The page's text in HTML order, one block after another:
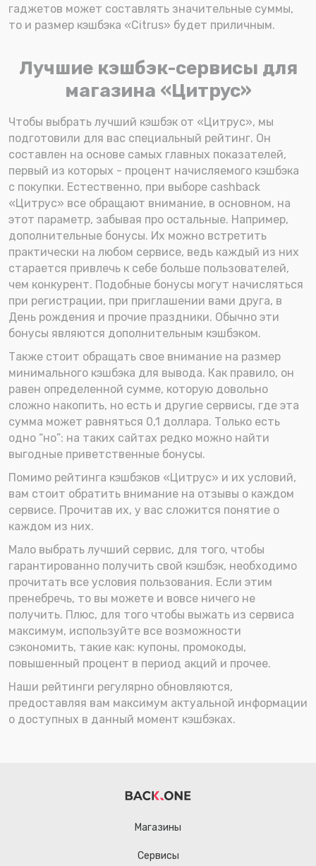
гаджетов может составлять значительные суммы,
то и размер кэшбэка «Citrus» будет приличным.
Лучшие кэшбэк-сервисы для
магазина «Цитрус»
Чтобы выбрать лучший кэшбэк от «Цитрус», мы
подготовили для вас специальный рейтинг. Он
составлен на основе самых главных показателей,
первый из которых - процент начисляемого кэшбэка
с покупки. Естественно, при выборе cashback
«Цитрус» все обращают внимание, в основном, на
этот параметр, забывая про остальные. Например,
дополнительные бонусы. Их можно встретить
практически на любом сервисе, ведь каждый из них
старается привлечь к себе больше пользователей,
чем конкурент. Подобные бонусы могут начисляться
при регистрации, при приглашении вами друга, в
День рождения и прочие праздники. Обычно эти
бонусы являются дополнительным кэшбэком.
Также стоит обращать свое внимание на размер
минимального кэшбэка для вывода. Как правило, он
равен определенной сумме, которую довольно
сложно накопить, но есть и другие сервисы, где эта
сумма может равняться 0,1 доллара. Только есть
одно “но”: на таких сайтах редко можно найти
выгодные приветственные бонусы.
Помимо рейтинга кэшбэков «Цитрус» и их условий,
вам стоит обратить внимание на отзывы о каждом
сервисе. Прочитав их, у вас сложится понятие о
каждом из них.
Мало выбрать лучший сервис, для того, чтобы
гарантированно получить свой кэшбэк, необходимо
прочитать все условия пользования. Если этим
пренебречь, то вы можете и вовсе ничего не
получить. Плюс, для того чтобы выжать из сервиса
максимум, используйте все возможности
сэкономить, такие как: купоны, промокоды,
повышенный процент в период акций и прочее.
Наши рейтинги регулярно обновляются,
предоставляя вам максимум актуальной информации
о доступных в данный момент кэшбэках.
Магазины
Сервисы